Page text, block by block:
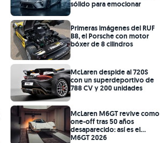
sólido para emocionar
Primeras imágenes del RUF
B8, el Porsche con motor
bóxer de 8 cilindros
McLaren despide al 720S
con un superdeportivo de
788 CV y 200 unidades
McLaren M6GT revive como
one-off tras 50 años
desaparecido: así es el
M6GT 2026